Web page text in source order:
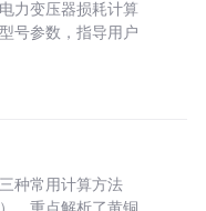
力变压器损耗计算
号参数，指导用户
种常用计算方法